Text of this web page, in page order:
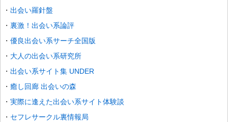
出会い羅針盤
裏激！出会い系論評
優良出会い系サーチ全国版
大人の出会い系研究所
出会い系サイト集 UNDER
癒し回廊 出会いの森
実際に逢えた出会い系サイト体験談
セフレサークル裏情報局